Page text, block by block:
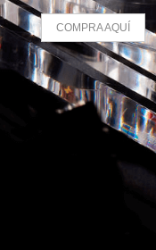
COMPRA AQUÍ